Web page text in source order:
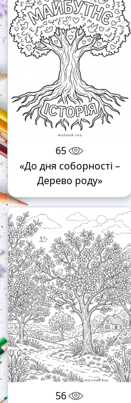
65
«До дня соборності –
Дерево роду»
56